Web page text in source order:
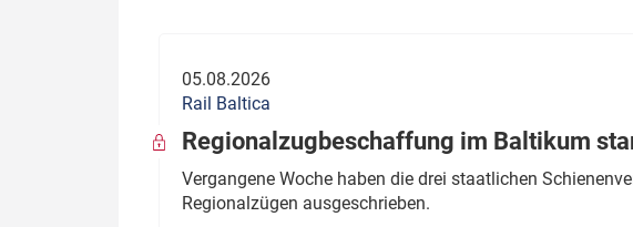
Politik
Verbände: Wer spricht für
wen?
Infrastruktur & Ausrüstung
ÖPNV
05.08.2026
Rail Baltica
Regionalzugbeschaffung im Baltikum
Vergangene Woche haben die drei staatlichen
Regionalzügen ausgeschrieben.